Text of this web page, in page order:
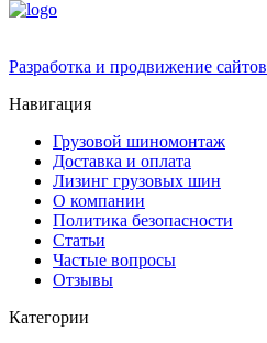
Разработка и продвижение сайтов
Навигация
Грузовой шиномонтаж
Доставка и оплата
Лизинг грузовых шин
О компании
Политика безопасности
Статьи
Частые вопросы
Отзывы
Категории